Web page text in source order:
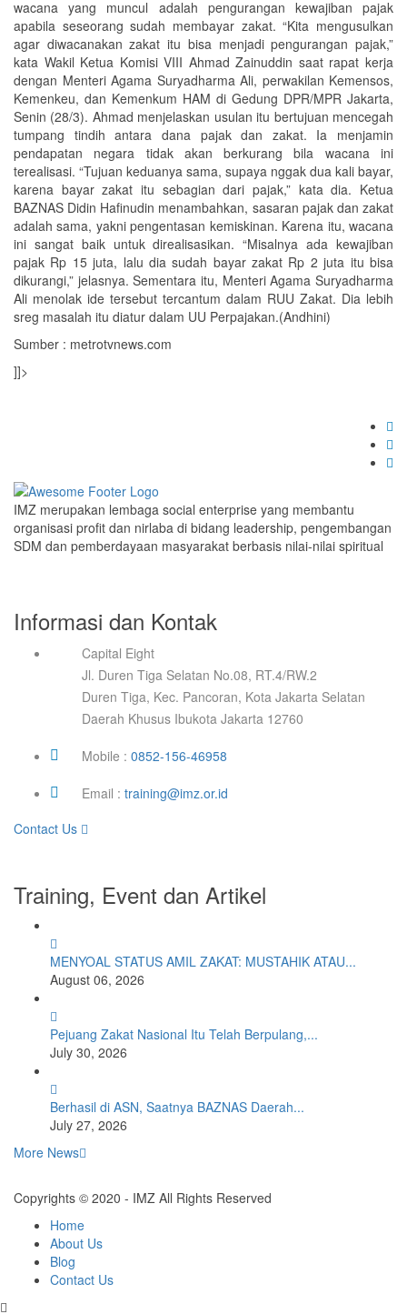
wacana yang muncul adalah pengurangan kewajiban pajak
apabila seseorang sudah membayar zakat. “Kita mengusulkan
agar diwacanakan zakat itu bisa menjadi pengurangan pajak,”
kata Wakil Ketua Komisi VIII Ahmad Zainuddin saat rapat kerja
dengan Menteri Agama Suryadharma Ali, perwakilan Kemensos,
Kemenkeu, dan Kemenkum HAM di Gedung DPR/MPR Jakarta,
Senin (28/3). Ahmad menjelaskan usulan itu bertujuan mencegah
tumpang tindih antara dana pajak dan zakat. Ia menjamin
pendapatan negara tidak akan berkurang bila wacana ini
terealisasi. “Tujuan keduanya sama, supaya nggak dua kali bayar,
karena bayar zakat itu sebagian dari pajak,” kata dia. Ketua
BAZNAS Didin Hafinudin menambahkan, sasaran pajak dan zakat
adalah sama, yakni pengentasan kemiskinan. Karena itu, wacana
ini sangat baik untuk direalisasikan. “Misalnya ada kewajiban
pajak Rp 15 juta, lalu dia sudah bayar zakat Rp 2 juta itu bisa
dikurangi,” jelasnya. Sementara itu, Menteri Agama Suryadharma
Ali menolak ide tersebut tercantum dalam RUU Zakat. Dia lebih
sreg masalah itu diatur dalam UU Perpajakan.(Andhini)
Sumber : metrotvnews.com
]]>
IMZ merupakan lembaga social enterprise yang membantu
organisasi profit dan nirlaba di bidang leadership, pengembangan
SDM dan pemberdayaan masyarakat berbasis nilai-nilai spiritual
Informasi dan Kontak
Capital Eight
Jl. Duren Tiga Selatan No.08, RT.4/RW.2
Duren Tiga, Kec. Pancoran, Kota Jakarta Selatan
Daerah Khusus Ibukota Jakarta 12760
Mobile : 0852-156-46958
Email : training@imz.or.id
Contact Us
Training, Event dan Artikel
MENYOAL STATUS AMIL ZAKAT: MUSTAHIK ATAU...
August 06, 2026
Pejuang Zakat Nasional Itu Telah Berpulang,...
July 30, 2026
Berhasil di ASN, Saatnya BAZNAS Daerah...
July 27, 2026
More News
Copyrights © 2020 - IMZ All Rights Reserved
Home
About Us
Blog
Contact Us